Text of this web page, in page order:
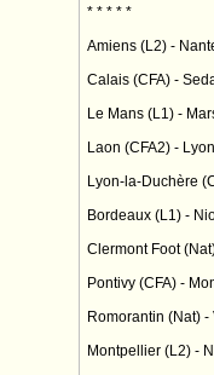
* * * * *
Amiens (L2) -
Calais (CFA) -
Le Mans (L1) -
Laon (CFA2) -
Lyon-la-Duchère
Bordeaux (L1) -
Clermont Foot
Pontivy (CFA) -
Romorantin (Nat)
Montpellier (L2) -